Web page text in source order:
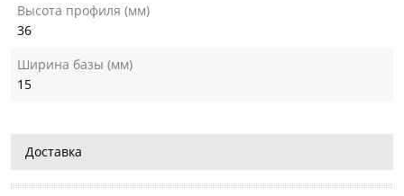
Высота профиля (мм)
36
Ширина базы (мм)
15
Доставка